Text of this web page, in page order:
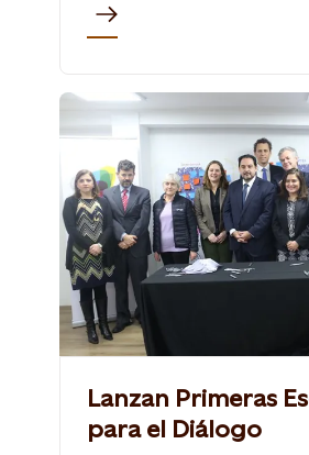
Lanzan Primeras
para el Diálogo